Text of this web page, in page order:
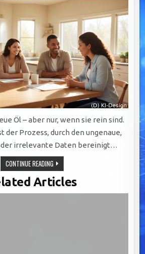
Öl – aber nur, wenn sie rein sind.
der Prozess, durch den ungenaue,
irrelevante Daten bereinigt…
CONTINUE READINGDATA
CLEANSING:
DER
SCHLÜSSEL
ZUR
WERTSCHÖPFUNG
Articles